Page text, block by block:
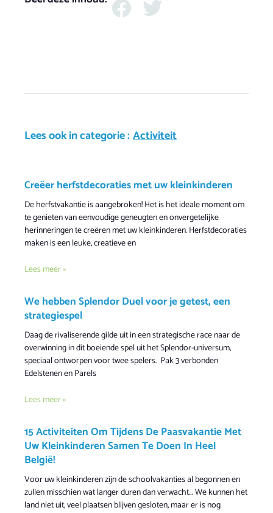
Lees ook in categorie :Activiteit
Creëer herfstdecoraties met uw kleinkinderen
De herfstvakantie is aangebroken! Het is het ideale moment om
te genieten van eenvoudige geneugten en onvergetelijke
herinneringen te creëren met uw kleinkinderen. Herfstdecoraties
maken is een leuke, creatieve en
Lees meer »
We hebben Splendor Duel voor je getest, een
strategiespel
Daag de rivaliserende gilde uit in een strategische race naar de
overwinning in dit boeiende spel uit het Splendor-universum,
speciaal ontworpen voor twee spelers. Pak 3 verbonden
Edelstenen en Parels
Lees meer »
15 Activiteiten Om Tijdens De Paasvakantie Met
Uw Kleinkinderen Samen Te Doen In Heel
België!
Voor uw kleinkinderen zijn de schoolvakanties al begonnen en
zullen misschien wat langer duren dan verwacht… We kunnen het
land niet uit, veel plaatsen blijven gesloten, maar er is nog